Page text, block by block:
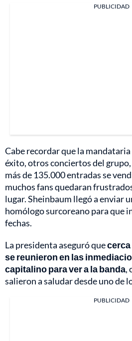
PUBLICIDAD
Cabe recordar que la
éxito, otros conciertos del grupo,
más de 135.000 entradas se
muchos fans quedaran
lugar. Sheinbaum llegó a enviar
homólogo surcoreano para que
fechas.
La presidenta aseguró quecerca
se reunieron en las
capitalino para ver a la banda,
salieron a saludar desde uno de
PUBLICIDAD